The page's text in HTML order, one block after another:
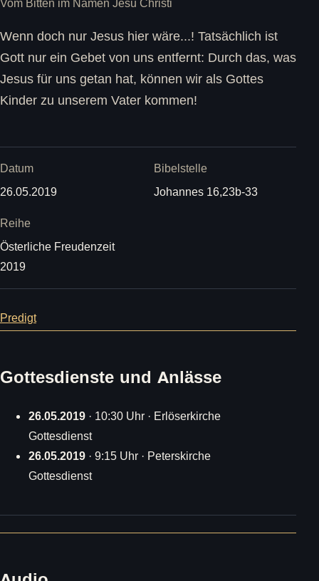
Vom Bitten im Namen Jesu Christi
Wenn doch nur Jesus hier wäre...! Tatsächlich ist
Gott nur ein Gebet von uns entfernt: Durch das, was
Jesus für uns getan hat, können wir als Gottes
Kinder zu unserem Vater kommen!
Datum
26.05.2019
Bibelstelle
Johannes 16,23b-33
Reihe
Österliche Freudenzeit
2019
Predigt
Gottesdienste und Anlässe
26.05.2019 · 10:30 Uhr · Erlöserkirche
Gottesdienst
26.05.2019 · 9:15 Uhr · Peterskirche
Gottesdienst